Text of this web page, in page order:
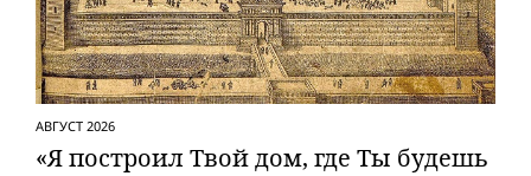
АВГУСТ 2026
«Я построил Твой дом, где Ты будешь